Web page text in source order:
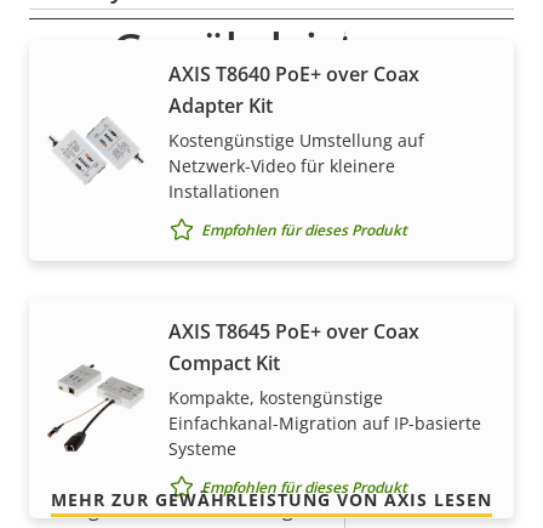
Secure Boot
Secure keystore
Axis Edge Vault
Eigentumsbeschreibung
Remote-Fokus
Remote-Zoom
Integrierte IR-Beleuchtung –
AXIS T8640 PoE+ over Coax
Adapter Kit
Kostengünstige Umstellung auf
Netzwerk-Video für kleinere
Installationen
Empfohlen für dieses Produkt
AXIS T8645 PoE+ over Coax
Compact Kit
Kompakte, kostengünstige
Einfachkanal-Migration auf IP-basierte
Systeme
Empfohlen für dieses Produkt
Gewährleistung
Für ein sicheres Gefühl
Unsere 3-jährige Gewährleistung bietet
störungsfreien Betrieb und Kontrolle über Ihre
Kosten.
MEHR ZUR GEWÄHRLEISTUNG VON AXIS LESEN